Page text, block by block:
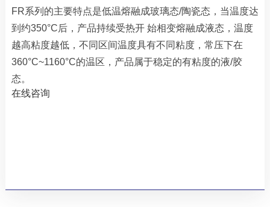
FR系列的主要特点是低温熔融成玻璃态/陶瓷态，当温度达
到约350°C后，产品持续受热开 始相变熔融成液态，温度
越高粘度越低，不同区间温度具有不同粘度，常压下在
360°C~1160°C的温区，产品属于稳定的有粘度的液/胶
态。
在线咨询